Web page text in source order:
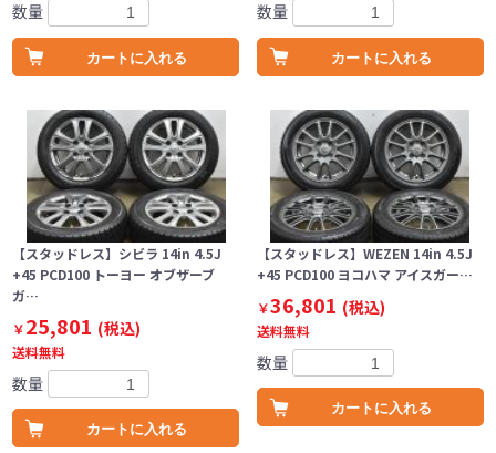
数量
カートに入れる
数量
カートに入れる
【スタッドレス】シビラ 14in 4.5J
+45 PCD100 トーヨー オブザーブ
ガ…
￥25,801 (税込)
送料無料
数量
カートに入れる
【スタッドレス】WEZEN 14in 4.5J
+45 PCD100 ヨコハマ アイスガー…
￥36,801 (税込)
送料無料
数量
カートに入れる